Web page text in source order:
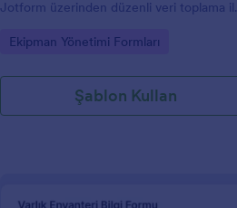
Jotform üzerinden düzenli veri toplama ile
edin, form yanıtlarını tek yerde toplayın.
Go to Category:
Ekipman Yönetimi Formları
Şablon Kullan